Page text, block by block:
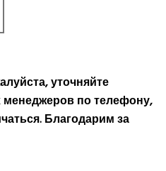
уточняйте
по телефону,
Благодарим за